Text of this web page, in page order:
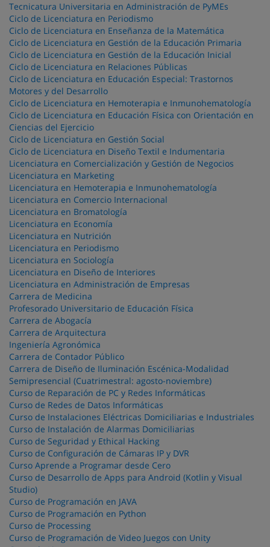
Tecnicatura Universitaria en Administración de PyMEs
Ciclo de Licenciatura en Periodismo
Ciclo de Licenciatura en Enseñanza de la Matemática
Ciclo de Licenciatura en Gestión de la Educación Primaria
Ciclo de Licenciatura en Gestión de la Educación Inicial
Ciclo de Licenciatura en Relaciones Públicas
Ciclo de Licenciatura en Educación Especial: Trastornos
Motores y del Desarrollo
Ciclo de Licenciatura en Hemoterapia e Inmunohematología
Ciclo de Licenciatura en Educación Física con Orientación en
Ciencias del Ejercicio
Ciclo de Licenciatura en Gestión Social
Ciclo de Licenciatura en Diseño Textil e Indumentaria
Licenciatura en Comercialización y Gestión de Negocios
Licenciatura en Marketing
Licenciatura en Hemoterapia e Inmunohematología
Licenciatura en Comercio Internacional
Licenciatura en Bromatología
Licenciatura en Economía
Licenciatura en Nutrición
Licenciatura en Periodismo
Licenciatura en Sociología
Licenciatura en Diseño de Interiores
Licenciatura en Administración de Empresas
Carrera de Medicina
Profesorado Universitario de Educación Física
Carrera de Abogacía
Carrera de Arquitectura
Ingeniería Agronómica
Carrera de Contador Público
Carrera de Diseño de Iluminación Escénica-Modalidad
Semipresencial (Cuatrimestral: agosto-noviembre)
Curso de Reparación de PC y Redes Informáticas
Curso de Redes de Datos Informáticas
Curso de Instalaciones Eléctricas Domiciliarias e Industriales
Curso de Instalación de Alarmas Domiciliarias
Curso de Seguridad y Ethical Hacking
Curso de Configuración de Cámaras IP y DVR
Curso Aprende a Programar desde Cero
Curso de Desarrollo de Apps para Android (Kotlin y Visual
Studio)
Curso de Programación en JAVA
Curso de Programación en Python
Curso de Processing
Curso de Programación de Video Juegos con Unity